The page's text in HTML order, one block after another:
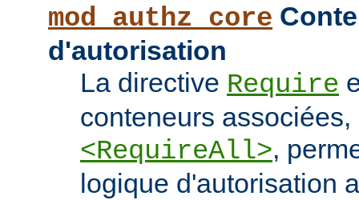
mod_authz_core
d'autorisation
La directive Require
conteneurs associées,
<RequireAll>,
logique d'autorisation